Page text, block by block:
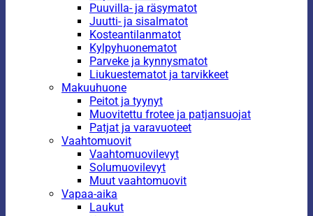
Puuvilla- ja räsymatot
Juutti- ja sisalmatot
Kosteantilanmatot
Kylpyhuonematot
Parveke ja kynnysmatot
Liukuestematot ja tarvikkeet
Makuuhuone
Peitot ja tyynyt
Muovitettu frotee ja patjansuojat
Patjat ja varavuoteet
Vaahtomuovit
Vaahtomuovilevyt
Solumuovilevyt
Muut vaahtomuovit
Vapaa-aika
Laukut